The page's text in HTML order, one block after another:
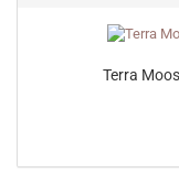
Terra